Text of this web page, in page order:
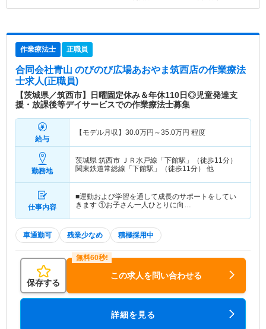
作業療法士 正職員
合同会社青山 のびのび広場あおやま筑西店の作業療法
士求人(正職員)
【茨城県／筑西市】日曜固定休み＆年休110日◎児童発達支
援・放課後等デイサービスでの作業療法士募集
給与
【モデル月収】 30.0万円～35.0万円 程度
勤務地
茨城県 筑西市 ＪＲ水戸線「下館駅」（徒歩11分）
関東鉄道常総線「下館駅」（徒歩11分） 他
仕事内容
■運動および学習を通して成長のサポートをしてい
きます ①お子さん一人ひとりに向…
車通勤可 残業少なめ 積極採用中
保存する
この求人を問い合わせる
詳細を見る